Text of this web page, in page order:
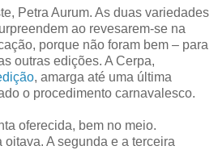
Petra Aurum. As duas variedades
ao revesarem-se na
porque não foram bem – para
outras edições. A Cerpa,
, amarga até uma última
o procedimento carnavalesco.
oferecida, bem no meio.
A segunda e a terceira